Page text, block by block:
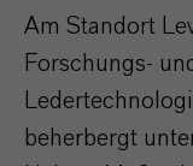
Am Standort
Forschungs-
beherbergt